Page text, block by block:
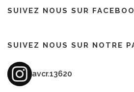
SUIVEZ NOUS SUR
SUIVEZ NOUS SUR NOTRE
avcr.13620